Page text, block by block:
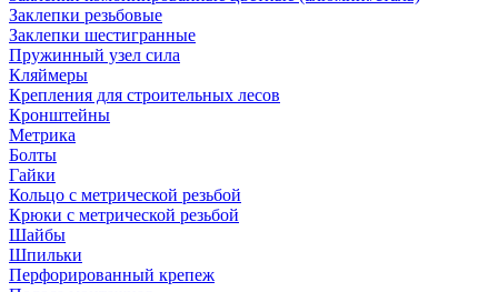
Заклепки резьбовые
Заклепки шестигранные
Пружинный узел сила
Кляймеры
Крепления для строительных лесов
Кронштейны
Метрика
Болты
Гайки
Кольцо с метрической резьбой
Крюки с метрической резьбой
Шайбы
Шпильки
Перфорированный крепеж